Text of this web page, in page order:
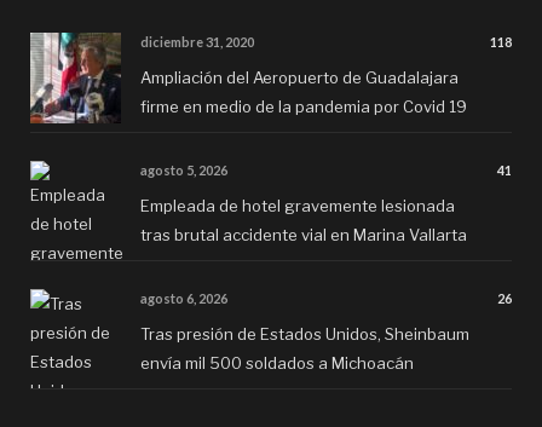
diciembre 31, 2020 118
Ampliación del Aeropuerto de Guadalajara
firme en medio de la pandemia por Covid 19
agosto 5, 2026 41
Empleada de hotel gravemente lesionada
tras brutal accidente vial en Marina Vallarta
agosto 6, 2026 26
Tras presión de Estados Unidos, Sheinbaum
envía mil 500 soldados a Michoacán